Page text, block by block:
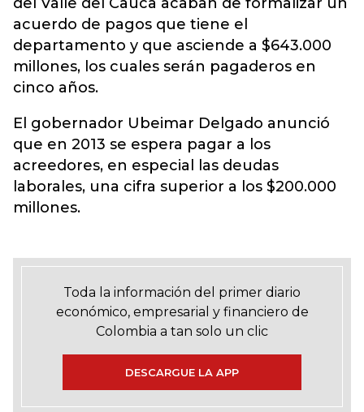
acuerdo de pagos que tiene el
departamento y que asciende a $643.000
millones, los cuales serán pagaderos en
cinco años.
El gobernador Ubeimar Delgado anunció
que en 2013 se espera pagar a los
acreedores, en especial las deudas
laborales, una cifra superior a los $200.000
millones.
Toda la información del primer diario
económico, empresarial y financiero de
Colombia a tan solo un clic
DESCARGUE LA APP